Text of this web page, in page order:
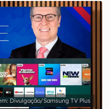
Divulgação/Samsung TV Plus